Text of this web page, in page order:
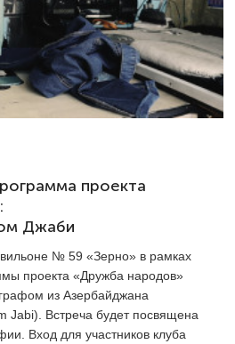
проекта
Джаби
№ 59 «Зерно» в рамках
проекта «Дружба народов»
из Азербайджана
Jabi). Встреча будет посвящена
Вход для участников клуба